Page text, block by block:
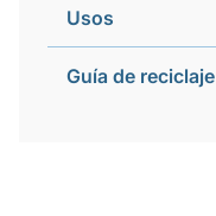
Usos
Guía de reciclaje